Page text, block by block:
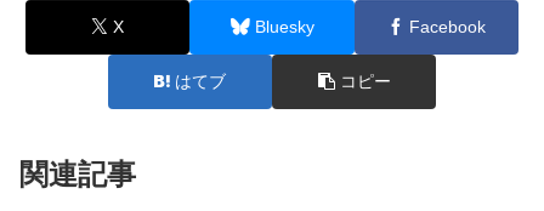
X Bluesky Facebook
はてブ コピー
関連記事